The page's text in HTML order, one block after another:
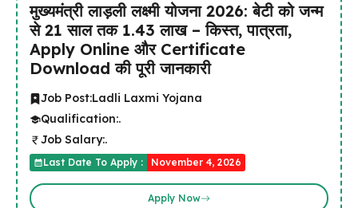
मुख्यमंत्री लाड़ली लक्ष्मी योजना 2026: बेटी को जन्म
से 21 साल तक ₹1.43 लाख – किस्त, पात्रता,
Apply Online और Certificate
Download की पूरी जानकारी
Job Post:Ladli Laxmi Yojana
Qualification:.
Job Salary:.
Last Date To Apply : November 4, 2026
Apply Now